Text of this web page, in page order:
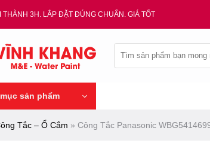
THÀNH 3H. LẮP ĐẶT ĐÚNG CHUẨN. GIÁ TỐT
kiếm:
sản phẩm
Tắc – Ổ Cắm » Công Tắc Panasonic